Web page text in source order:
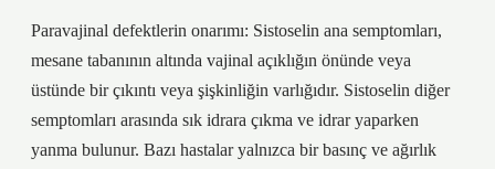
Paravajinal defektlerin onarımı: Sistoselin ana semptomları,
mesane tabanının altında vajinal açıklığın önünde veya
üstünde bir çıkıntı veya şişkinliğin varlığıdır. Sistoselin diğer
semptomları arasında sık idrara çıkma ve idrar yaparken
yanma bulunur. Bazı hastalar yalnızca bir basınç ve ağırlık